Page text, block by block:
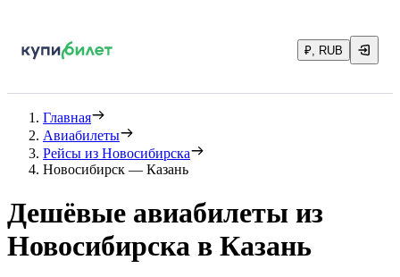
₽, RUB
Главная
Авиабилеты
Рейсы из Новосибирска
Новосибирск — Казань
Дешёвые авиабилеты из
Новосибирска в Казань